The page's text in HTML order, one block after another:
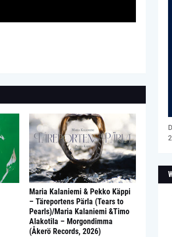
Maria Kalaniemi & Pekko Käppi
– Täreportens Pärla (Tears to
Pearls)/Maria Kalaniemi &Timo
Alakotila – Morgondimma
(Åkerö Records, 2026)